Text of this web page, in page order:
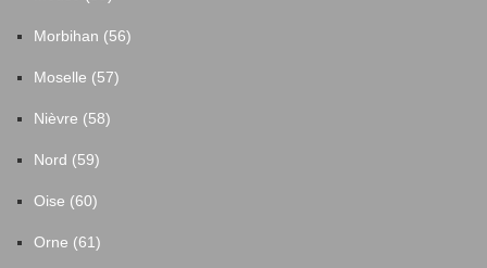
Morbihan (56)
Moselle (57)
Nièvre (58)
Nord (59)
Oise (60)
Orne (61)